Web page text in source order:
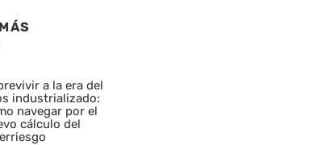
MÁS
a la era del
industrializado:
navegar por el
cálculo del